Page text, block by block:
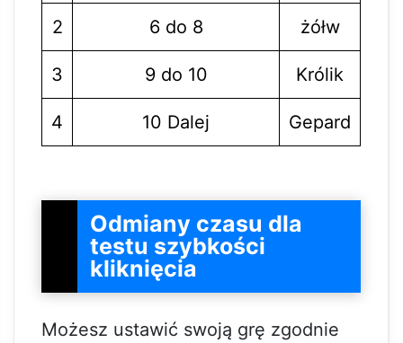
2 6 do 8 żółw
3 9 do 10 Królik
4 10 Dalej Gepard
Odmiany czasu dla
testu szybkości
kliknięcia
Możesz ustawić swoją grę zgodnie